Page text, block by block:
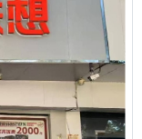
社会责任感和大爱情
抗疫先进个人” 等诸
，更是对安阳鸣恒商
认可与赞誉。在他的
、众志成城，将诚信
每一个细节之中，共
领域，以及多功能牵
众多先进设备。作为
，而且中药熏蒸治疗
机更是供应商中的佼
略，采用可靠的生产
探索创新，推出了康